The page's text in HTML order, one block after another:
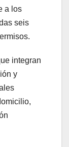
a los
seis
integran
y